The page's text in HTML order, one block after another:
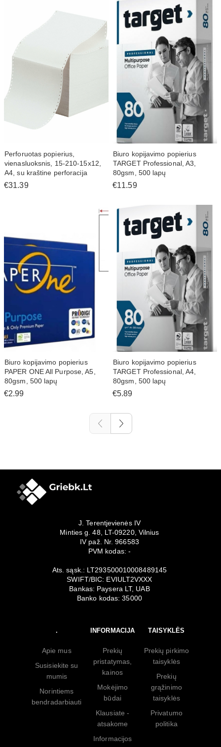
Perforuotas popierius,
vienasluoksnis, 15-210-15x12,
A4, su kraštine perforacija
€31.39
Biuro kopijavimo popierius
TARGET Professional, A3,
80gsm, 500 lapų
€11.59
Biuro kopijavimo popierius
PAPER ONE All Purpose, A5,
80gsm, 500 lapų
€2.99
Biuro kopijavimo popierius
TARGET Professional, A4,
80gsm, 500 lapų
€5.89
J. Terentjevienės IV
Minties g. 48, LT-09220, Vilnius
IV paž. Nr. 966583
PVM kodas: -
Ats. sąsk.: LT293500010008489145
SWIFT/BIC: EVIULT2VXXX
Bankas: Paysera LT, UAB
Banko kodas: 35000
.
Apie mus
Susisiekite su
mumis
Norintiems
bendradarbiauti
INFORMACIJA
Prekių
pristatymas,
kainos
Mokėjimo
būdai
Klausiate -
atsakome
Informacijos
TAISYKLĖS
Prekių pirkimo
taisyklės
Prekių
grąžinimo
taisyklės
Privatumo
politika